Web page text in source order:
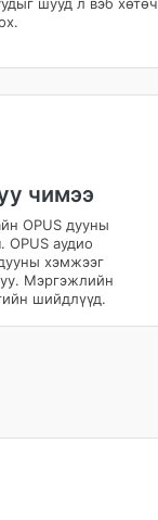
чимээ
OPUS дууны
OPUS аудио
хэмжээг
Мэргэжлийн
шийдлүүд.